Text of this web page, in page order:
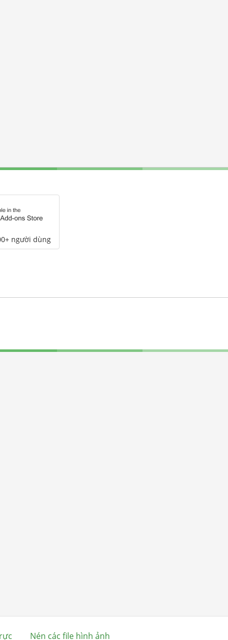
người dùng
Nén các file hình ảnh